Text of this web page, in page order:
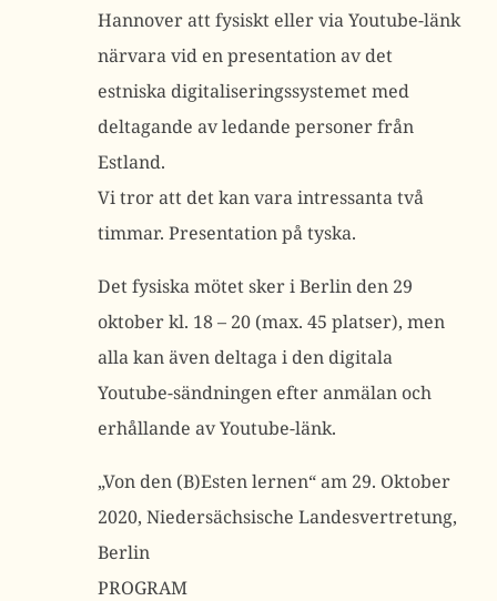
Hannover att fysiskt eller via Youtube-länk
närvara vid en presentation av det
estniska digitaliseringssystemet med
deltagande av ledande personer från
Estland.
Vi tror att det kan vara intressanta två
timmar. Presentation på tyska.
Det fysiska mötet sker i Berlin den 29
oktober kl. 18 – 20 (max. 45 platser), men
alla kan även deltaga i den digitala
Youtube-sändningen efter anmälan och
erhållande av Youtube-länk.
„Von den (B)Esten lernen“ am 29. Oktober
2020, Niedersächsische Landesvertretung,
Berlin
PROGRAM